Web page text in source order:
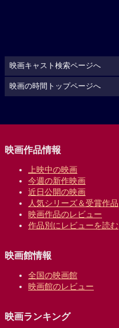
映画キャスト検索ページへ
映画の時間トップページへ
映画作品情報
上映中の映画
今週の新作映画
近日公開の映画
人気シリーズ＆受賞作品
映画作品のレビュー
作品別にレビューを読む
映画館情報
全国の映画館
映画館のレビュー
映画ランキング